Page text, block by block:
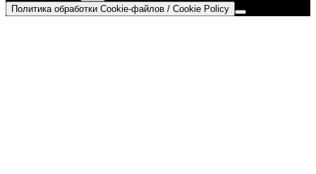
Политика обработки Cookie-файлов / Cookie Policy